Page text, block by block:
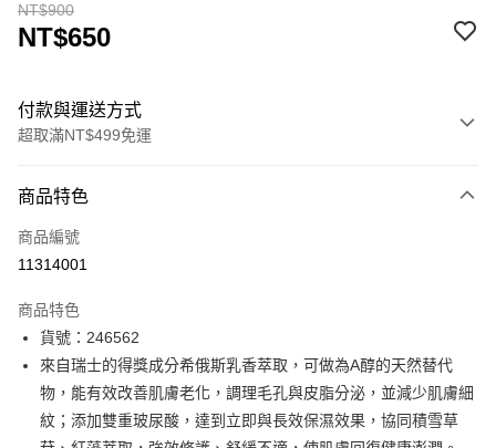
NT$900
NT$650
付款與運送方式
超取滿NT$499免運
icash Pay
信用卡一次付款
LINE Pay
Apple Pay
街口支付
商品特色
商品編號
11314001
商品特色
貨號：246562
來自瑞士的得獎成分希俄斯乳香萃取，可做為A醇的天然替代
物，能有效改善肌膚老化，調理毛孔與皮脂分泌，並減少肌膚細
紋；添加雙重玻尿酸，達到立即與長效保濕效果，協同積雪草